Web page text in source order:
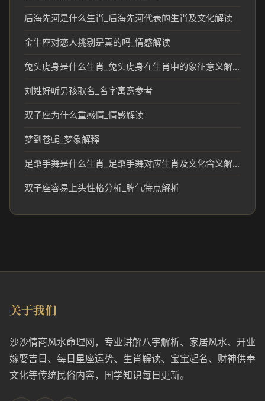
后海先河是什么生肖_后海先河代表的生肖及文化解读
金牛座对恋人挑剔是真的吗_情感解读
兔头虎身是什么生肖_兔头虎身在生肖中的象征意义解析
刘姓好听男孩取名_名字寓意参考
双子座为什么重感情_情感解读
梦到苍蝇_梦象解释
足蹈手舞是什么生肖_足蹈手舞对应生肖及文化含义解析
双子座容易上头性格分析_脾气特点解析
关于我们
沙沙情商风水命理网，专业讲解八字解析、家居风水、开业
嫁娶吉日、每日星座运势、生肖解读、宝宝起名、财神供奉
文化等传统民俗内容，国学知识每日更新。